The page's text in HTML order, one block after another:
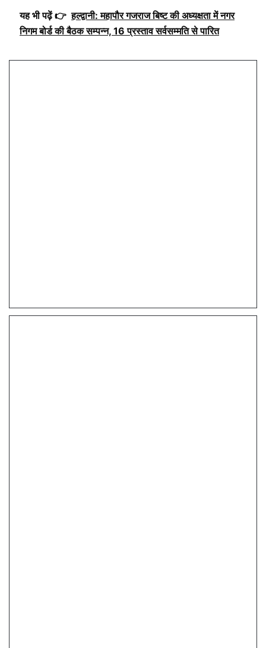
यह भी पढ़ें 👉 हल्द्वानी: महापौर गजराज बिष्ट की अध्यक्षता में नगर
निगम बोर्ड की बैठक सम्पन्न, 16 प्रस्ताव सर्वसम्मति से पारित